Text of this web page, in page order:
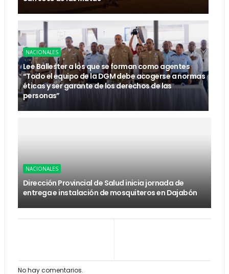
NACIONALES
Lee Ballester a los que se forman como agentes
“Todo el equipo de la DGM debe acogerse a normas
éticas y ser garante de los derechos de las
personas”
NACIONALES
Dirección Provincial de Salud inicia jornada de
entrega e instalación de mosquiteros en Dajabón
No hay comentarios.